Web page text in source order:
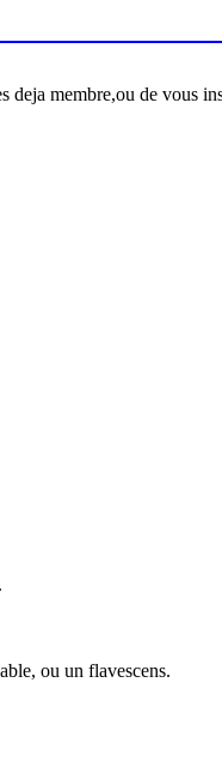
membre,ou de vous
ou un flavescens.